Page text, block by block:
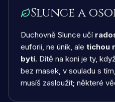
Slunce a
Duchovně Slunce učí
euforii, ne únik, ale tichou
bytí. Dítě na koni je ty,
bez masek, v souladu s
musíš zasloužit; některé